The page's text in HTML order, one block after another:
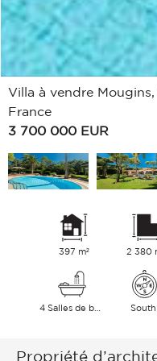
Villa à vendre
France
3 700 000 EUR
397 m² 2 380
South
Propriété